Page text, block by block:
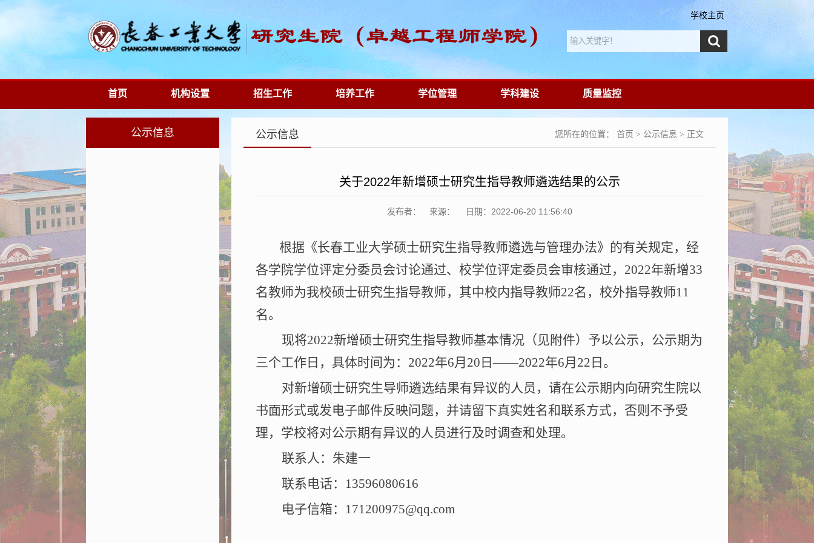
学校主页
首页 机构设置 招生工作 培养工作 学位管理 学科建设 质量监控
公示信息 您所在的位置： 首页 > 公示信息 > 正文
公示信息
关于2022年新增硕士研究生指导教师遴选结果的公示
发布者： 来源： 日期：2022-06-20 11:56:40
根据《长春工业大学硕士研究生指导教师遴选与管理办法》的有关规定，经
各学院学位评定分委员会讨论通过、校学位评定委员会审核通过， 2022年新增33
名教师为我校硕士研究生指导教师，其中校内指导教师22名，校外指导教师11
名。
现将2022新增硕士研究生指导教师基本情况（见附件）予以公示，公示期为
三个工作日，具体时间为： 2022年6月 20 日——2022年6月 22 日。
对新增硕士研究生导师遴选结果有异议的人员，请在公示期内向研究生院以
书面形式或发电子邮件反映问题，并请留下真实姓名和联系方式，否则不予受
理，学校将对公示期有异议的人员进行及时调查和处理。
联系人：朱建一
联系电话： 13596080616
电子信箱： 171200975@qq.com